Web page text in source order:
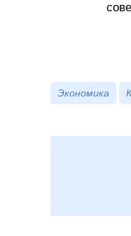
Экономика